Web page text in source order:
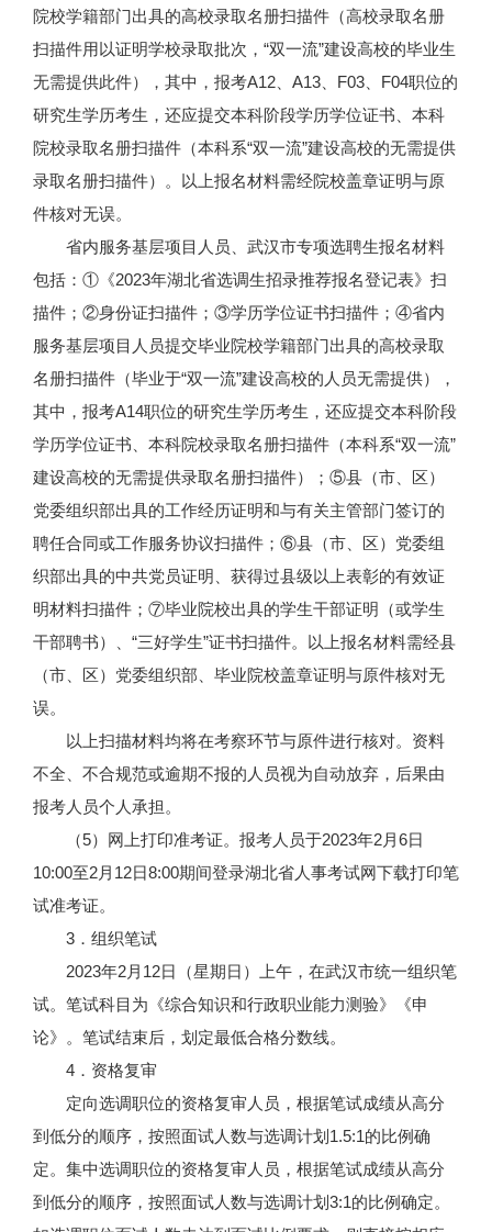
院校学籍部门出具的高校录取名册扫描件（高校录取名册
扫描件用以证明学校录取批次，“双一流”建设高校的毕业生
无需提供此件），其中，报考A12、A13、F03、F04职位的
研究生学历考生，还应提交本科阶段学历学位证书、本科
院校录取名册扫描件（本科系“双一流”建设高校的无需提供
录取名册扫描件）。以上报名材料需经院校盖章证明与原
件核对无误。
省内服务基层项目人员、武汉市专项选聘生报名材料
包括：①《2023年湖北省选调生招录推荐报名登记表》扫
描件；②身份证扫描件；③学历学位证书扫描件；④省内
服务基层项目人员提交毕业院校学籍部门出具的高校录取
名册扫描件（毕业于“双一流”建设高校的人员无需提供），
其中，报考A14职位的研究生学历考生，还应提交本科阶段
学历学位证书、本科院校录取名册扫描件（本科系“双一流”
建设高校的无需提供录取名册扫描件）；⑤县（市、区）
党委组织部出具的工作经历证明和与有关主管部门签订的
聘任合同或工作服务协议扫描件；⑥县（市、区）党委组
织部出具的中共党员证明、获得过县级以上表彰的有效证
明材料扫描件；⑦毕业院校出具的学生干部证明（或学生
干部聘书）、“三好学生”证书扫描件。以上报名材料需经县
（市、区）党委组织部、毕业院校盖章证明与原件核对无
误。
以上扫描材料均将在考察环节与原件进行核对。资料
不全、不合规范或逾期不报的人员视为自动放弃，后果由
报考人员个人承担。
（5）网上打印准考证。报考人员于2023年2月6日
10:00至2月12日8:00期间登录湖北省人事考试网下载打印笔
试准考证。
3．组织笔试
2023年2月12日（星期日）上午，在武汉市统一组织笔
试。笔试科目为《综合知识和行政职业能力测验》《申
论》。笔试结束后，划定最低合格分数线。
4．资格复审
定向选调职位的资格复审人员，根据笔试成绩从高分
到低分的顺序，按照面试人数与选调计划1.5:1的比例确
定。集中选调职位的资格复审人员，根据笔试成绩从高分
到低分的顺序，按照面试人数与选调计划3:1的比例确定。